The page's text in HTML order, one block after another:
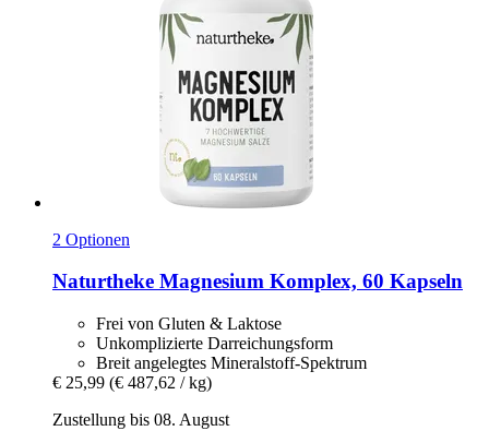
2 Optionen
Naturtheke Magnesium Komplex, 60 Kapseln
Frei von Gluten & Laktose
Unkomplizierte Darreichungsform
Breit angelegtes Mineralstoff-Spektrum
€ 25,99 (€ 487,62 / kg)
Zustellung bis 08. August